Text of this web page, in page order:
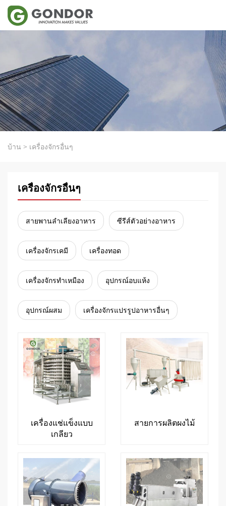
บ้าน > เครื่องจักรอื่นๆ
เครื่องจักรอื่นๆ
สายพานลำเลียงอาหาร ซีรีส์ตัวอย่างอาหาร
เครื่องจักรเคมี เครื่องทอด
เครื่องจักรทำเหมือง อุปกรณ์อบแห้ง
อุปกรณ์ผสม เครื่องจักรแปรรูปอาหารอื่นๆ
เครื่องแช่แข็งแบบ
เกลียว
สายการผลิตผงไม้